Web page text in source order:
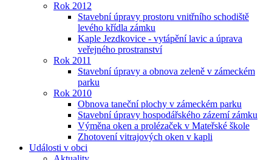
Rok 2012
Stavební úpravy prostoru vnitřního schodiště
levého křídla zámku
Kaple Jezdkovice - vytápění lavic a úprava
veřejného prostranství
Rok 2011
Stavební úpravy a obnova zeleně v zámeckém
parku
Rok 2010
Obnova taneční plochy v zámeckém parku
Stavební úpravy hospodářského zázemí zámku
Výměna oken a prolézaček v Mateřské škole
Zhotovení vitrajových oken v kapli
Události v obci